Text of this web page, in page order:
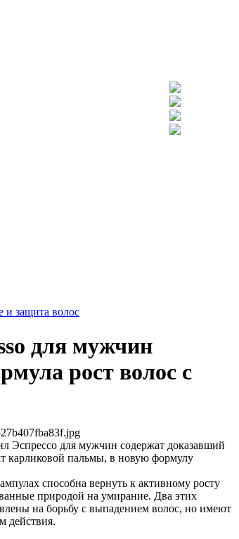
и защита волос
для мужчин
рост волос с
Эспрессо для мужчин содержат доказавший
карликовой пальмы, в новую формулу
способна вернуть к активному росту
природой на умирание. Два этих
на борьбу с выпадением волос, но имеют
действия.